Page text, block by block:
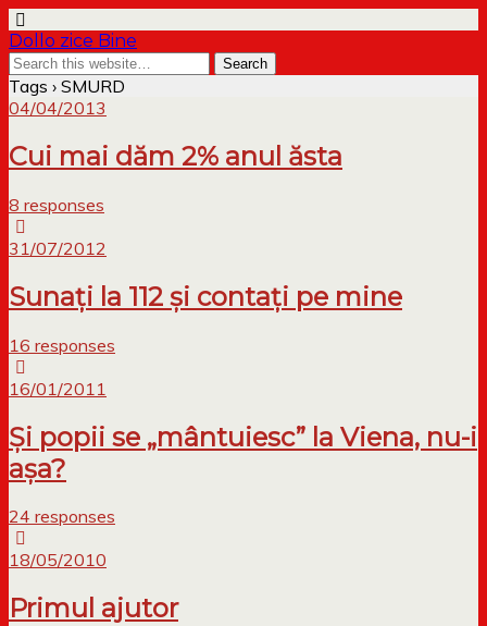
Dollo zice Bine
Tags › SMURD
04/04/2013
Cui mai dăm 2% anul ăsta
8 responses
31/07/2012
Sunați la 112 și contați pe mine
16 responses
16/01/2011
Și popii se „mântuiesc” la Viena, nu-i
așa?
24 responses
18/05/2010
Primul ajutor